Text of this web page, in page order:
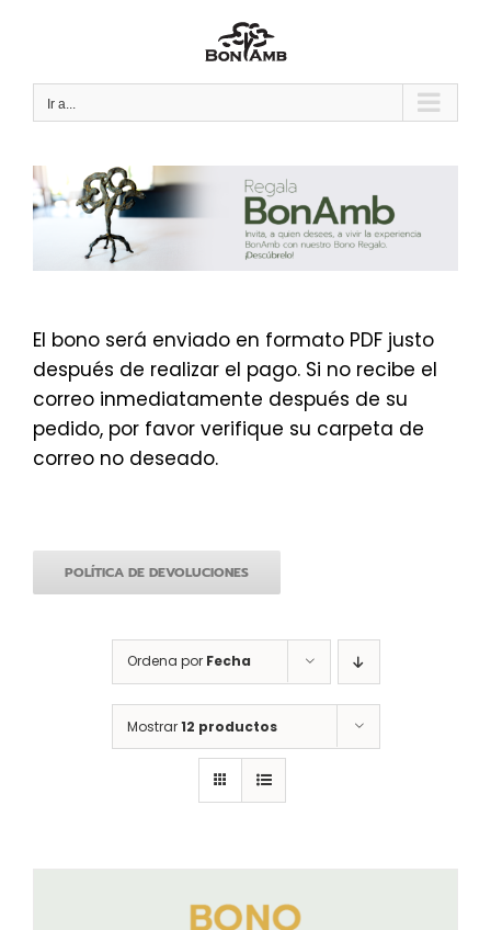
Ir a...
El bono será enviado en formato PDF justo
después de realizar el pago. Si no recibe el
correo inmediatamente después de su
pedido, por favor verifique su carpeta de
correo no deseado.
POLÍTICA DE DEVOLUCIONES
Ordena por Fecha
Mostrar12 productos